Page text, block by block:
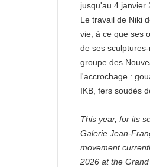
jusqu'au 4 janvier
Le travail de Niki
vie, à ce que ses
de ses
groupe des
l'accrochage :
IKB, fers soudés
This year, for its
Galerie Jean-
movement
2026 at the